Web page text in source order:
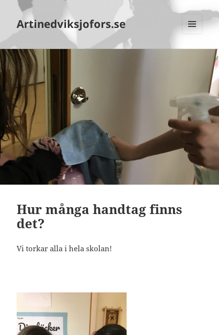
Artinedviksjofors.se
Hur många handtag finns
det?
Vi torkar alla i hela skolan!